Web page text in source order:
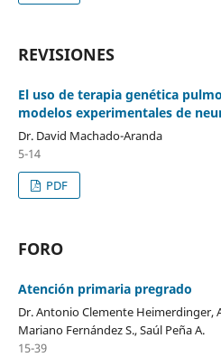
REVISIONES
El uso de terapia genética
modelos experimentales de
Dr. David Machado-Aranda
5-14
PDF
FORO
Atención primaria pregrado
Dr. Antonio Clemente Heimerdinger,
Mariano Fernández S., Saúl Peña A.
15-39